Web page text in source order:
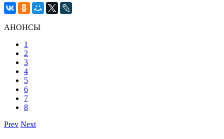
АНОНСЫ
1
2
3
4
5
6
7
8
Prev Next